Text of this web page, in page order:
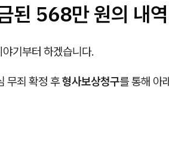
된 568만 원의 내역
야기부터 하겠습니다.
무죄 확정 후형사보상청구를 통해 아